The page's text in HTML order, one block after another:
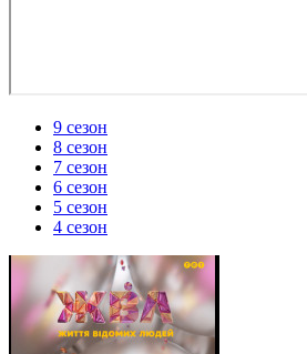
9 сезон
8 сезон
7 сезон
6 сезон
5 сезон
4 сезон